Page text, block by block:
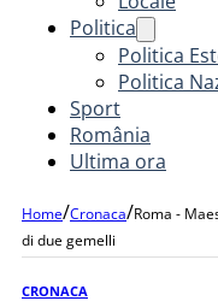
Politica
Politica
Politica
Sport
România
Ultima ora
Home/Cronaca/Roma -
di due gemelli
CRONACA